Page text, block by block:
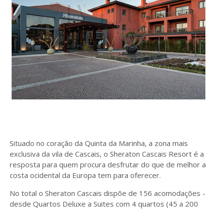
Situado no coração da Quinta da Marinha, a zona mais
exclusiva da vila de Cascais, o Sheraton Cascais Resort é a
resposta para quem procura desfrutar do que de melhor a
costa ocidental da Europa tem para oferecer.
No total o Sheraton Cascais dispõe de 156 acomodações -
desde Quartos Deluxe a Suites com 4 quartos (45 a 200